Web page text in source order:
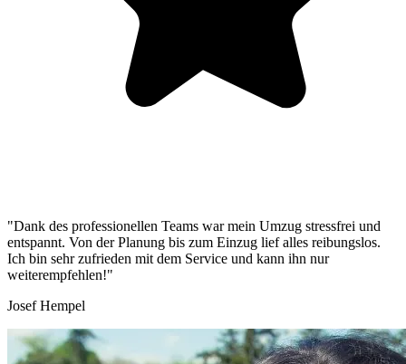
"Dank des professionellen Teams war mein Umzug stressfrei und
entspannt. Von der Planung bis zum Einzug lief alles reibungslos.
Ich bin sehr zufrieden mit dem Service und kann ihn nur
weiterempfehlen!"
Josef Hempel